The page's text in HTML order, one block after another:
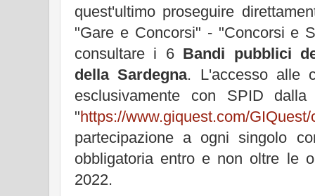
quest'ultimo proseguire
"Gare e Concorsi" - "Concorsi e
consultare i 6 Bandi pubblici
della Sardegna. L'accesso alle
esclusivamente con SPID
"https://www.giquest.com/
partecipazione a ogni singolo
obbligatoria entro e non oltre le
2022.